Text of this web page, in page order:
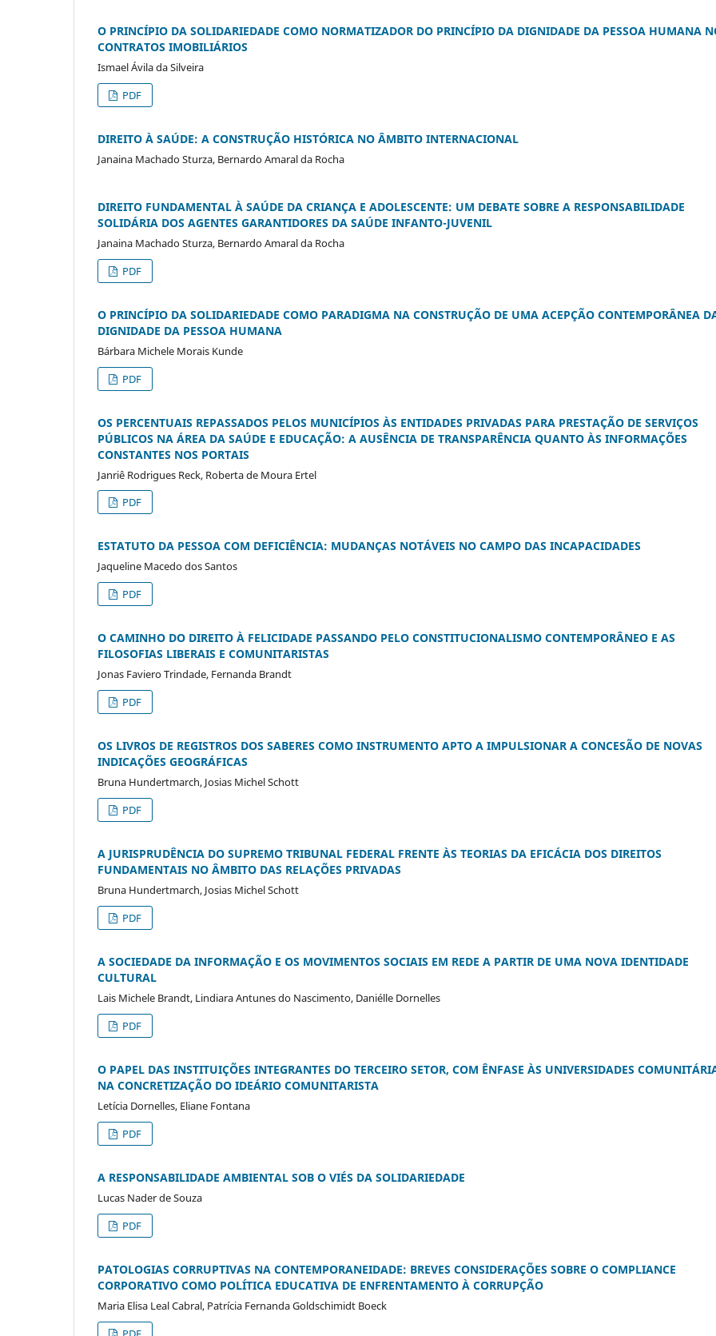
O PRINCÍPIO DA SOLIDARIEDADE COMO NORMATIZADOR DO PRINCÍPIO DA DIGNIDADE DA PESSOA HUMANA
CONTRATOS IMOBILIÁRIOS
Ismael Ávila da Silveira
PDF
DIREITO À SAÚDE: A CONSTRUÇÃO HISTÓRICA NO ÂMBITO INTERNACIONAL
Janaina Machado Sturza, Bernardo Amaral da Rocha
DIREITO FUNDAMENTAL À SAÚDE DA CRIANÇA E ADOLESCENTE: UM DEBATE SOBRE A RESPONSABILIDADE
SOLIDÁRIA DOS AGENTES GARANTIDORES DA SAÚDE INFANTO-JUVENIL
Janaina Machado Sturza, Bernardo Amaral da Rocha
PDF
O PRINCÍPIO DA SOLIDARIEDADE COMO PARADIGMA NA CONSTRUÇÃO DE UMA ACEPÇÃO CONTEMPORÂNEA
DIGNIDADE DA PESSOA HUMANA
Bárbara Michele Morais Kunde
PDF
OS PERCENTUAIS REPASSADOS PELOS MUNICÍPIOS ÀS ENTIDADES PRIVADAS PARA PRESTAÇÃO DE SERVIÇOS
PÚBLICOS NA ÁREA DA SAÚDE E EDUCAÇÃO: A AUSÊNCIA DE TRANSPARÊNCIA QUANTO ÀS INFORMAÇÕES
CONSTANTES NOS PORTAIS
Janriê Rodrigues Reck, Roberta de Moura Ertel
PDF
ESTATUTO DA PESSOA COM DEFICIÊNCIA: MUDANÇAS NOTÁVEIS NO CAMPO DAS INCAPACIDADES
Jaqueline Macedo dos Santos
PDF
O CAMINHO DO DIREITO À FELICIDADE PASSANDO PELO CONSTITUCIONALISMO CONTEMPORÂNEO E AS
FILOSOFIAS LIBERAIS E COMUNITARISTAS
Jonas Faviero Trindade, Fernanda Brandt
PDF
OS LIVROS DE REGISTROS DOS SABERES COMO INSTRUMENTO APTO A IMPULSIONAR A CONCESÃO DE NOVAS
INDICAÇÕES GEOGRÁFICAS
Bruna Hundertmarch, Josias Michel Schott
PDF
A JURISPRUDÊNCIA DO SUPREMO TRIBUNAL FEDERAL FRENTE ÀS TEORIAS DA EFICÁCIA DOS DIREITOS
FUNDAMENTAIS NO ÂMBITO DAS RELAÇÕES PRIVADAS
Bruna Hundertmarch, Josias Michel Schott
PDF
A SOCIEDADE DA INFORMAÇÃO E OS MOVIMENTOS SOCIAIS EM REDE A PARTIR DE UMA NOVA IDENTIDADE
CULTURAL
Lais Michele Brandt, Lindiara Antunes do Nascimento, Daniélle Dornelles
PDF
O PAPEL DAS INSTITUIÇÕES INTEGRANTES DO TERCEIRO SETOR, COM ÊNFASE ÀS UNIVERSIDADES
NA CONCRETIZAÇÃO DO IDEÁRIO COMUNITARISTA
Letícia Dornelles, Eliane Fontana
PDF
A RESPONSABILIDADE AMBIENTAL SOB O VIÉS DA SOLIDARIEDADE
Lucas Nader de Souza
PDF
PATOLOGIAS CORRUPTIVAS NA CONTEMPORANEIDADE: BREVES CONSIDERAÇÕES SOBRE O COMPLIANCE
CORPORATIVO COMO POLÍTICA EDUCATIVA DE ENFRENTAMENTO À CORRUPÇÃO
Maria Elisa Leal Cabral, Patrícia Fernanda Goldschimidt Boeck